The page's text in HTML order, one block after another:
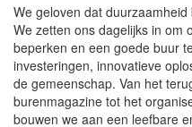
We geloven dat
We zetten ons dagelijks in om
beperken en een goede buur
investeringen, innovatieve
de gemeenschap. Van het
burenmagazine tot het
bouwen we aan een leefbare